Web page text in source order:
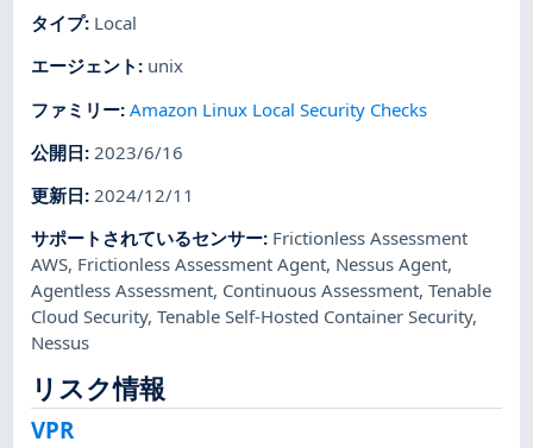
タイプ: Local
エージェント : unix
ファミリー:Amazon Linux Local Security Checks
公開日: 2023/6/16
更新日:2024/12/11
サポートされているセンサー: Frictionless Assessment
AWS, Frictionless Assessment Agent, Nessus Agent,
Agentless Assessment, Continuous Assessment,Tenable
Cloud Security,Tenable Self-Hosted Container Security,
Nessus
リスク情報
VPR